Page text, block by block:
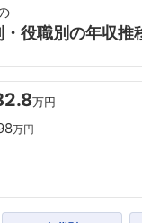
役職別の年収推
万円
万円